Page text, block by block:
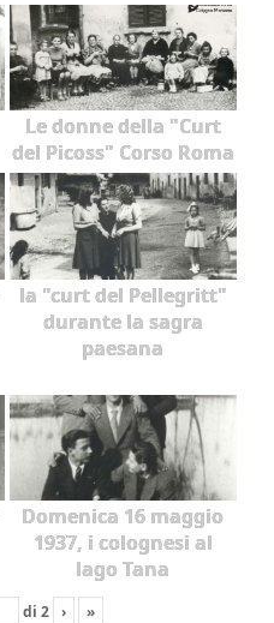
Le donne della "Curt
del Picoss" Corso Roma
la "curt del Pellegritt"
durante la sagra
paesana
Domenica 16 maggio
1937, i colognesi al
lago Tana
di 2 › »